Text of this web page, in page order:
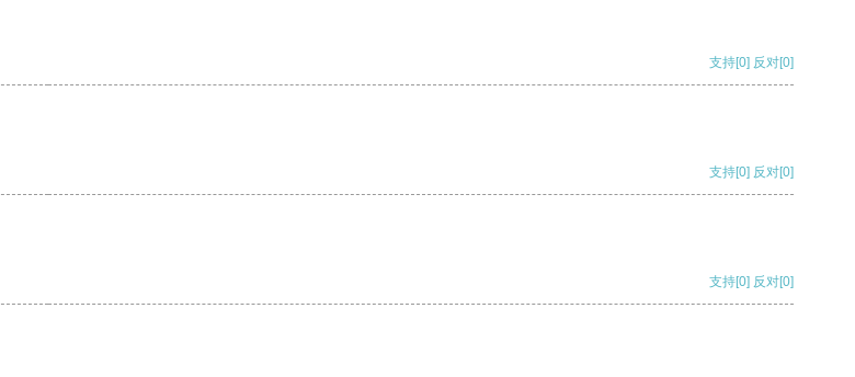
支持[0] 反对[0]
支持[0] 反对[0]
支持[0] 反对[0]